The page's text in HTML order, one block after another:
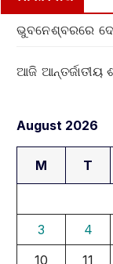
ଭୁବନେଶ୍ବରରେ
ଆଜି
August 2026
M T
3
4
10
11